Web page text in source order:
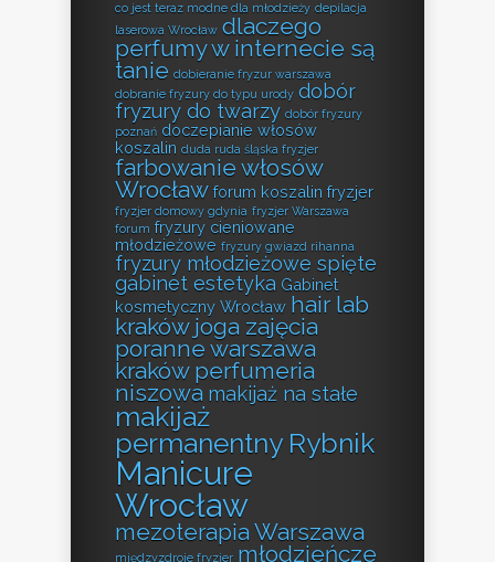
co jest teraz modne dla młodzieży depilacja
laserowa Wrocław dlaczego
perfumy w internecie są
tanie dobieranie fryzur warszawa
dobranie fryzury do typu urody dobór
fryzury do twarzy dobór fryzury
poznań doczepianie włosów
koszalin duda ruda śląska fryzjer
farbowanie włosów
Wrocław forum koszalin fryzjer
fryzjer domowy gdynia fryzjer Warszawa
forum fryzury cieniowane
młodzieżowe fryzury gwiazd rihanna
fryzury młodzieżowe spięte
gabinet estetyka Gabinet
kosmetyczny Wrocław hair lab
kraków joga zajęcia
poranne warszawa
kraków perfumeria
niszowa makijaż na stałe
makijaż
permanentny Rybnik
Manicure
Wrocław
mezoterapia Warszawa
międzyzdroje fryzjer młodzieńcze